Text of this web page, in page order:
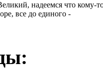
надеемся что кому-
все до единого -